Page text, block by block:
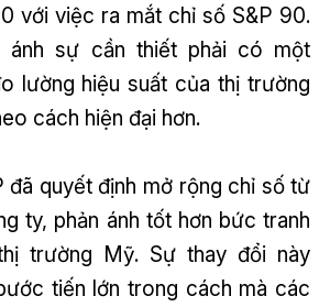
với việc ra mắt chỉ số S&P 90.
ánh sự cần thiết phải có một
lường hiệu suất của thị trường
cách hiện đại hơn.
đã quyết định mở rộng chỉ số từ
ty, phản ánh tốt hơn bức tranh
trường Mỹ. Sự thay đổi này
tiến lớn trong cách mà các